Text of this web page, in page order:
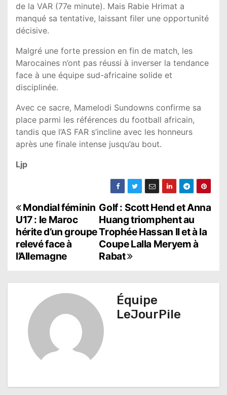
de la VAR (77e minute). Mais Rabie Hrimat a
manqué sa tentative, laissant filer une opportunité
décisive.
Malgré une forte pression en fin de match, les
Marocaines n’ont pas réussi à inverser la tendance
face à une équipe sud-africaine solide et
disciplinée.
Avec ce sacre, Mamelodi Sundowns confirme sa
place parmi les références du football africain,
tandis que l’AS FAR s’incline avec les honneurs
après une finale intense jusqu’au bout.
Ljp
N
a
v
g
n
Golf : Scott Hend et Anna
Huang triomphent au
Trophée Hassan II et à la
Coupe Lalla Meryem à
Rabat
Mondial féminin
U17 : le Maroc
hérite d’un groupe
relevé face à
l’Allemagne
Équipe
LeJourPile